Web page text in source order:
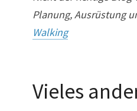
Planung, Ausrüstung
Walking
Vieles